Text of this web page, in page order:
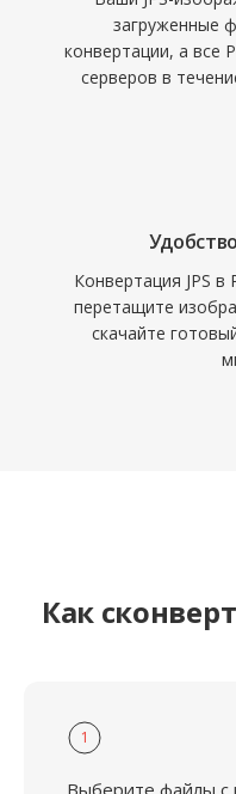
загруженные
конвертации, а все
серверов в
Конвертация JPS
перетащите
скачайте
Как
1
Выберите файлы с